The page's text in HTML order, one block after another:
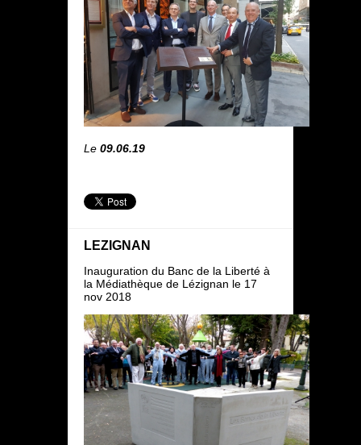
Le 09.06.19
LEZIGNAN
Inauguration du Banc de la Liberté à
la Médiathèque de Lézignan le 17
nov 2018